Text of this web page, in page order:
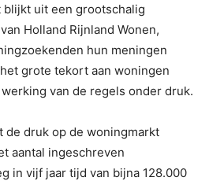
uit een grootschalig
Holland Rijnland Wonen,
hun meningen
grote tekort aan woningen
van de regels onder druk.
de druk op de woningmarkt
aantal ingeschreven
in vijf jaar tijd van bijna 128.000